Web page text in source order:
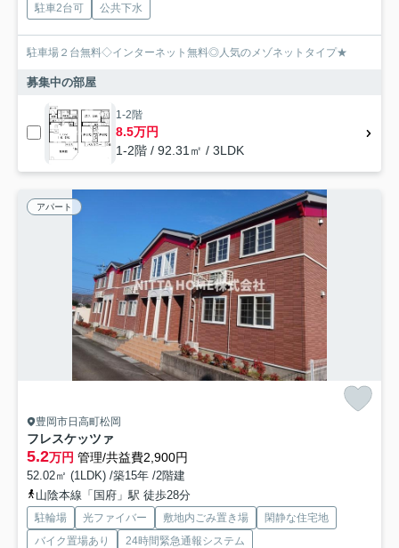
駐車2台可
公共下水
駐車場２台無料◇インターネット無料◎人気のメゾネットタイプ★
募集中の部屋
1-2階
8.5万円
1-2階 / 92.31㎡ / 3LDK
アパート
豊岡市日高町松岡
フレスケッツァ
5.2万円 管理/共益費2,900円
52.02㎡ (1LDK) /築15年 /2階建
山陰本線「国府」駅 徒歩28分
駐輪場 光ファイバー 敷地内ごみ置き場
閑静な住宅地
バイク置場あり
24時間緊急通報システム